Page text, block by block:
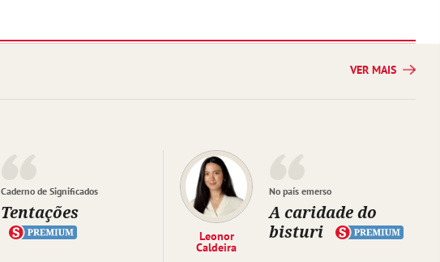
VER MAIS
Caderno de Significados
Tentações
Leonor
Caldeira
No país emerso
A caridade do
bisturi